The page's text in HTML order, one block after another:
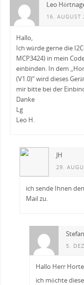
Leo
16.
Hallo,
Ich würde gerne die
MCP3424) in mein
einbinden. In dem
(V1.0)“ wird dieses
mir bitte bei der
Danke
Lg
Leo H.
JH
29.
ich sende Ihnen
Mail zu.
5.
Hallo Herr
ich möchte